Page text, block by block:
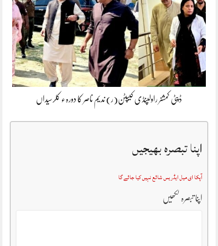
ڈپٹی کمشنر راولپنڈی کیپٹن(ر) ندیم ناصر کا دورہء کلرسیداں
اپنا تبصرہ بھیجیں
آپکا ای میل ایڈریس شائع نہیں کیا جائے گا
اپنا تبصرہ لکھیں